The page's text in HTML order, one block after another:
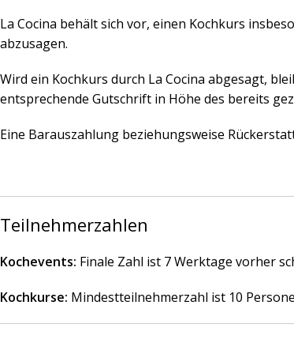
La Cocina behält sich vor, einen Kochkurs
abzusagen.
Wird ein Kochkurs durch La Cocina abgesagt,
entsprechende Gutschrift in Höhe des bereits
Eine Barauszahlung beziehungsweise
Teilnehmerzahlen
Kochevents: Finale Zahl ist 7 Werktage vorher
Kochkurse: Mindestteilnehmerzahl ist 10